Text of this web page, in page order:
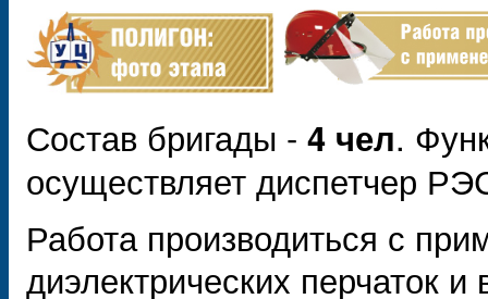
Состав бригады - 4 чел.
осуществляет диспетчер
Работа производиться с
диэлектрических перчаток